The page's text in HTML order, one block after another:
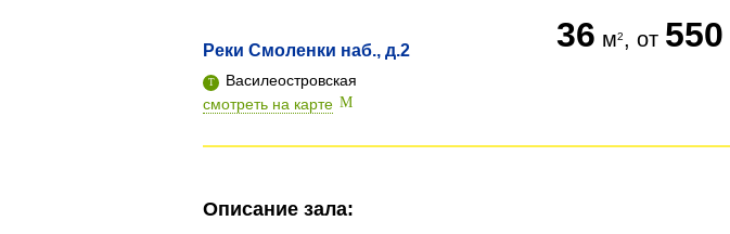
Реки Смоленки наб., д.2
Василеостровская
смотреть на карте
36 м , от 550
Описание зала: